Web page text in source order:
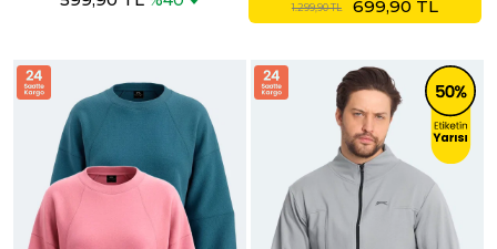
1.299,90 TL 699,90 TL